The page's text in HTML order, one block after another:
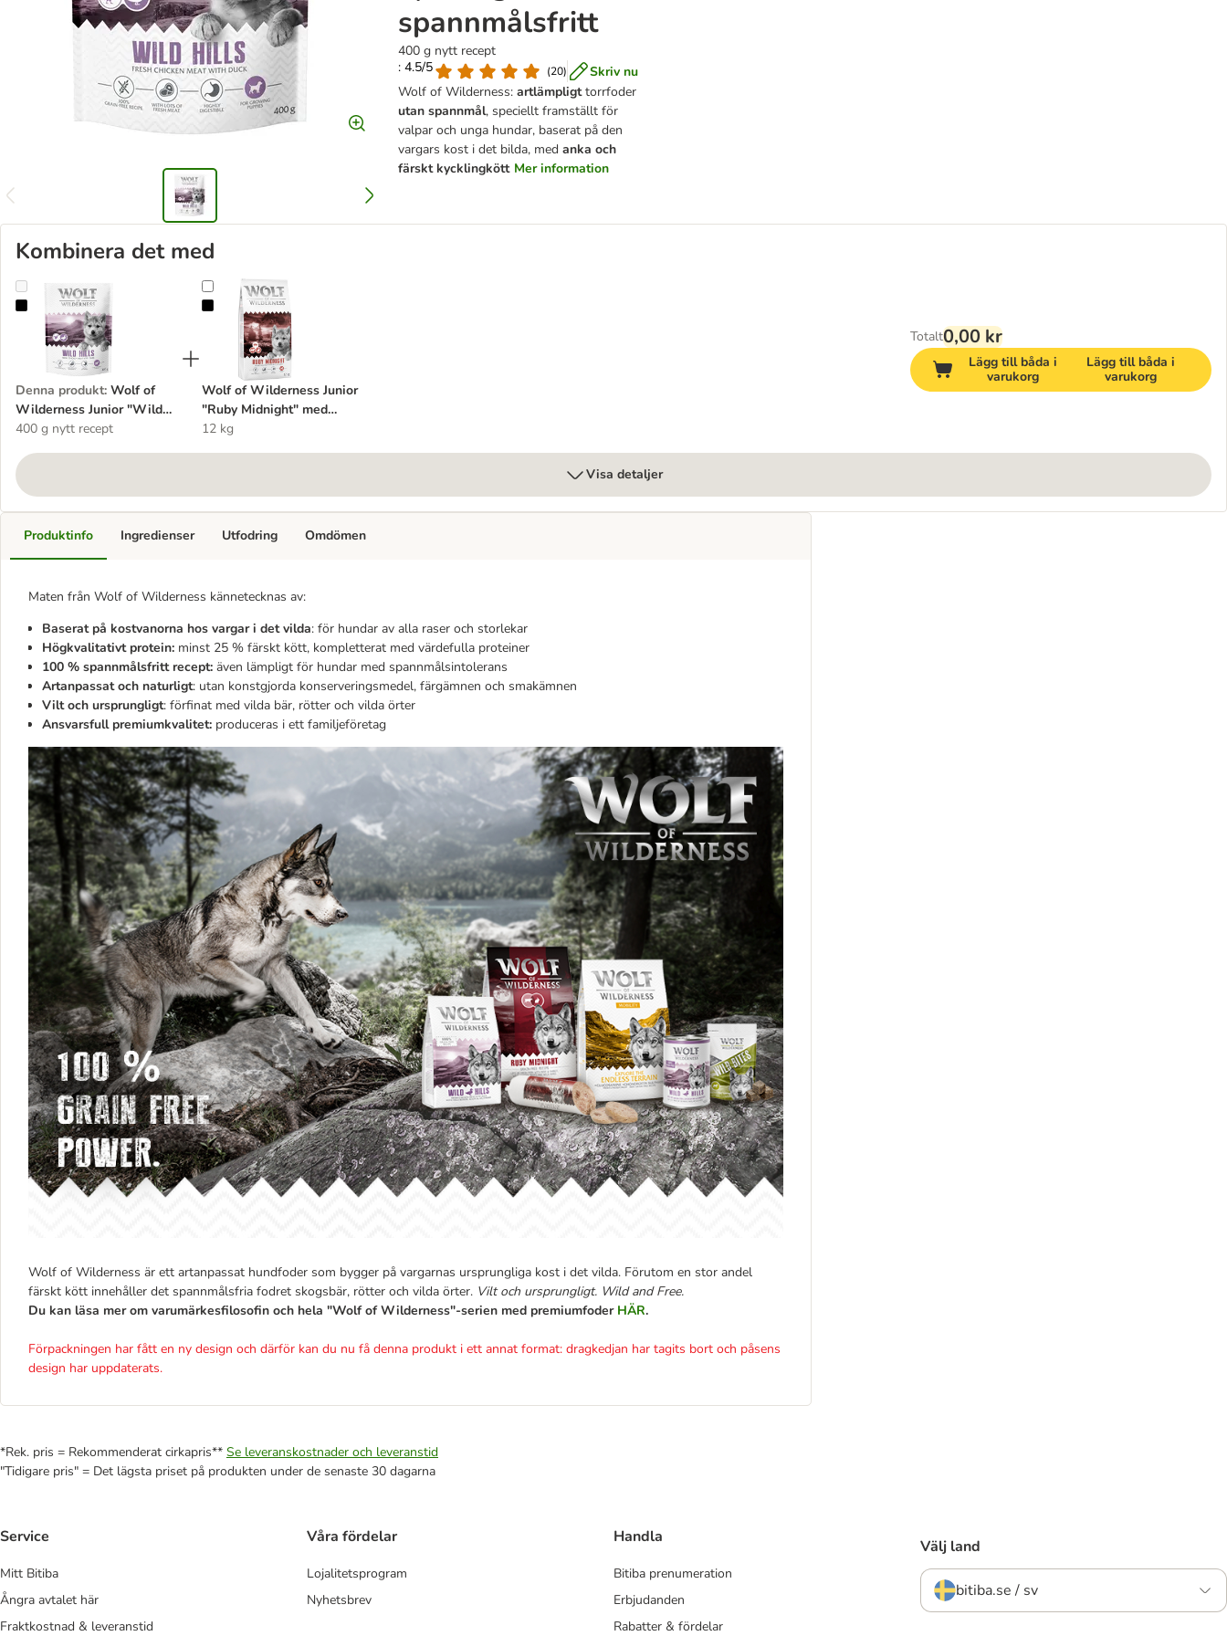
spannmålsfritt
400 g nytt recept
: 4.5/5
(20)
Skriv nu
Wolf of Wilderness:artlämpligttorrfoder
utan spannmål, speciellt framställt för
valpar och unga hundar, baserat på den
vargars kost i det bilda, medanka och
färskt kycklingkött Mer information
Kombinera det med
Wolf of Wilderness Junior "Wild Hills" med anka & färsk kyckling - spannmålsfritt
Denna produkt: Wolf of
Wilderness Junior "Wild
Hills" med anka & färsk
400 g nytt recept
Wolf of Wilderness Junior "Ruby Midnight" med nötkött & kanin - spannmålsfritt
Wolf of Wilderness Junior
"Ruby Midnight" med
nötkött & kanin -
12 kg
Totalt0,00 kr
Lägg till båda i
varukorg
Lägg till båda i
varukorg
Visa detaljer
Produktinfo
Maten från Wolf of Wilderness kännetecknas av:
Baserat på kostvanorna hos vargar i det vilda: för hundar av alla raser och storlekar
Högkvalitativt protein: minst 25 % färskt kött, kompletterat med värdefulla proteiner
100 % spannmålsfritt recept: även lämpligt för hundar med spannmålsintolerans
Artanpassat och naturligt: utan konstgjorda konserveringsmedel, färgämnen och smakämnen
Vilt och ursprungligt: förfinat med vilda bär, rötter och vilda örter
Ansvarsfull premiumkvalitet: produceras i ett familjeföretag
Wolf of Wilderness är ett artanpassat hundfoder som bygger på vargarnas ursprungliga kost i det vilda. Förutom en stor andel
färskt kött innehåller det spannmålsfria fodret skogsbär, rötter och vilda örter. Vilt och ursprungligt. Wild and Free.
Du kan läsa mer om varumärkesfilosofin och hela "Wolf of Wilderness"-serien med premiumfoder HÄR.
Förpackningen har fått en ny design och därför kan du nu få denna produkt i ett annat format: dragkedjan har tagits bort och påsens
design har uppdaterats.
Ingredienser Utfodring Omdömen
*Rek. pris = Rekommenderat cirkapris** Se leveranskostnader och leveranstid
"Tidigare pris" = Det lägsta priset på produkten under de senaste 30 dagarna
Service
Mitt Bitiba
Ångra avtalet här
Fraktkostnad & leveranstid
Våra fördelar
Lojalitetsprogram
Nyhetsbrev
Handla
Bitiba prenumeration
Erbjudanden
Rabatter & fördelar
Välj land
bitiba.se / sv